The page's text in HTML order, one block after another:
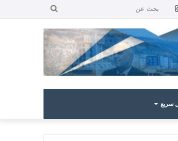
بحث
انستقرام
سريع